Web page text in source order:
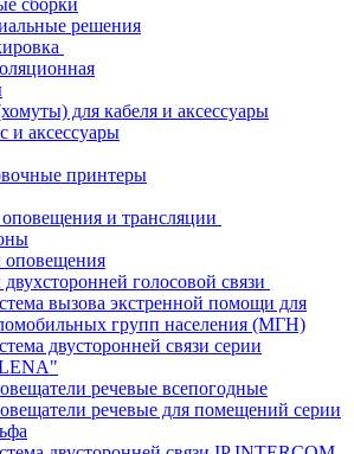
сборки
решения
для кабеля и аксессуары
и аксессуары
принтеры
и трансляции
голосовой связи
вызова экстренной помощи для
групп населения (МГН)
двусторонней связи серии
речевые всепогодные
речевые для помещений серии